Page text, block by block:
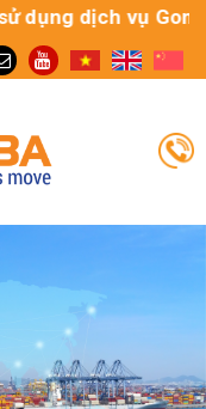
dịch vụ Gom cont